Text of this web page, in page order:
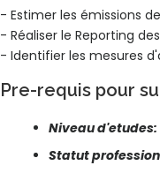
- Estimer les émissions de
- Réaliser le Reporting
- Identifier les mesures
Pre-requis pour
Niveau d'etudes:
Statut